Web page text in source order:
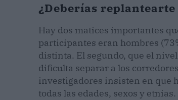
¿Deberías
Hay dos matices importantes
participantes eran hombres
distinta. El segundo, que el
dificulta separar a los
investigadores insisten en que
todas las edades, sexos y etnias.